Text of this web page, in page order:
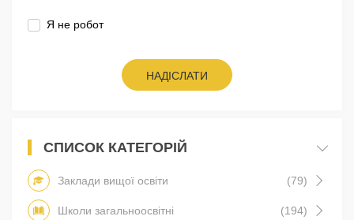
Я не робот
НАДІСЛАТИ
СПИСОК КАТЕГОРІЙ
Заклади вищої освіти (79)
Школи загальноосвітні (194)